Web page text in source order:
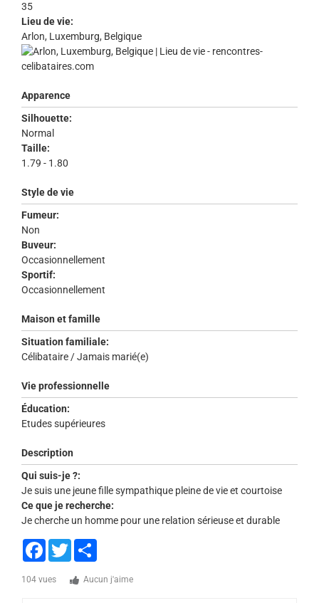
35
Lieu de vie:
Arlon, Luxemburg, Belgique
Apparence
Silhouette:
Normal
Taille:
1.79 - 1.80
Style de vie
Fumeur:
Non
Buveur:
Occasionnellement
Sportif:
Occasionnellement
Maison et famille
Situation familiale:
Célibataire / Jamais marié(e)
Vie professionnelle
Éducation:
Etudes supérieures
Description
Qui suis-je ?:
Je suis une jeune fille sympathique pleine de vie et courtoise
Ce que je recherche:
Je cherche un homme pour une relation sérieuse et durable
Facebook
Twitter
104 vues Aucun j'aime